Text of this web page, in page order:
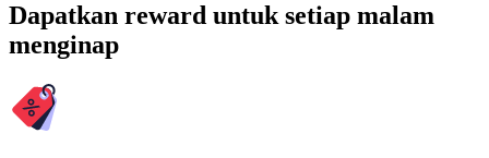
Dapatkan reward untuk setiap malam
menginap